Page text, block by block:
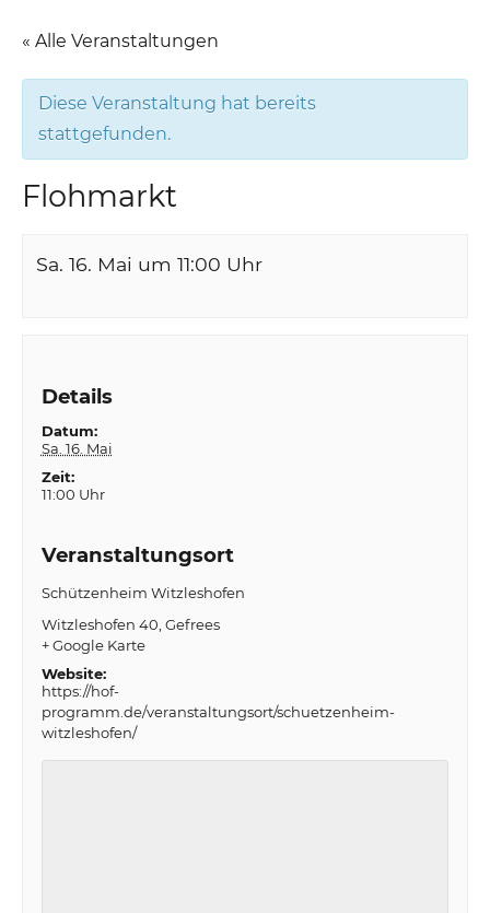
« Alle Veranstaltungen
Diese Veranstaltung hat bereits
stattgefunden.
Flohmarkt
Sa. 16. Mai um 11:00 Uhr
Details
Datum:
Sa. 16. Mai
Zeit:
11:00 Uhr
Veranstaltungsort
Schützenheim Witzleshofen
Witzleshofen 40 Gefrees
+ Google Karte
Website:
https://hof-
programm.de/veranstaltungsort/schuetzenheim-
witzleshofen/